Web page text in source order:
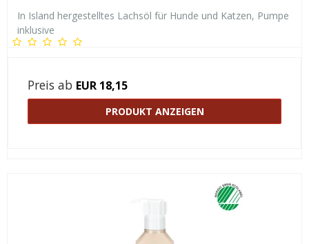
In Island hergestelltes Lachsöl für Hunde und Katzen, Pumpe
inklusive
Preis ab EUR 18,15
PRODUKT ANZEIGEN